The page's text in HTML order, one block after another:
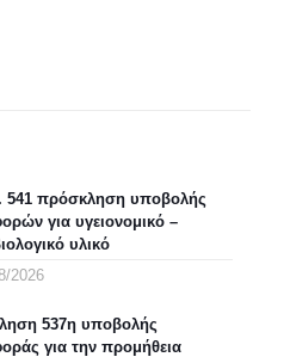
541 πρόσκληση υποβολής
για υγειονομικό –
υλικό
2026
537η υποβολής
για την προμήθεια